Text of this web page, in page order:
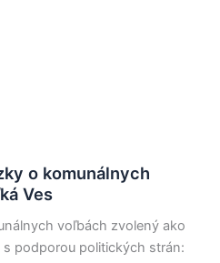
o komunálnych
Ves
voľbách zvolený ako
s podporou politických strán: